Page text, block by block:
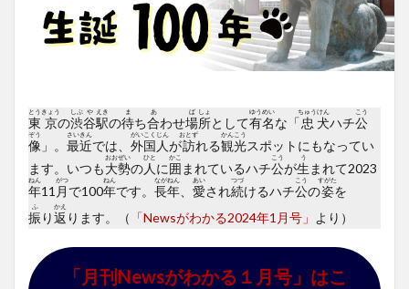
東
とう
京
きょう
の渋
しぶ
谷
や
駅
えき
の待
ま
ち合
あ
わせ場
ば
所
しょ
として有
ゆう
名
めい
な「忠
ちゅう
犬
けん
ハチ公
こう
像
ぞう
」。 最
さい
近
きん
では、 外
がい
国
こく
人
じん
が訪
おとず
れる観
かん
光
こう
スポットにもなってい
ます。いつも大
おお
勢
ぜい
の人
ひと
に囲
かこ
まれているハチ公
こう
が生
う
まれて2023
年
ねん
11 月
がつ
で100年
ねん
です。 長
なが
年
ねん
愛
あい
され続
つづ
けるハチ公
こう
の姿
すがた
を
振
ふ
り返
かえ
ります。 （ 「Newsがわかる2024年1月号」 より）
「月刊Newsがわかる１月号」はこ